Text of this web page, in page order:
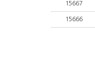
15667
15666